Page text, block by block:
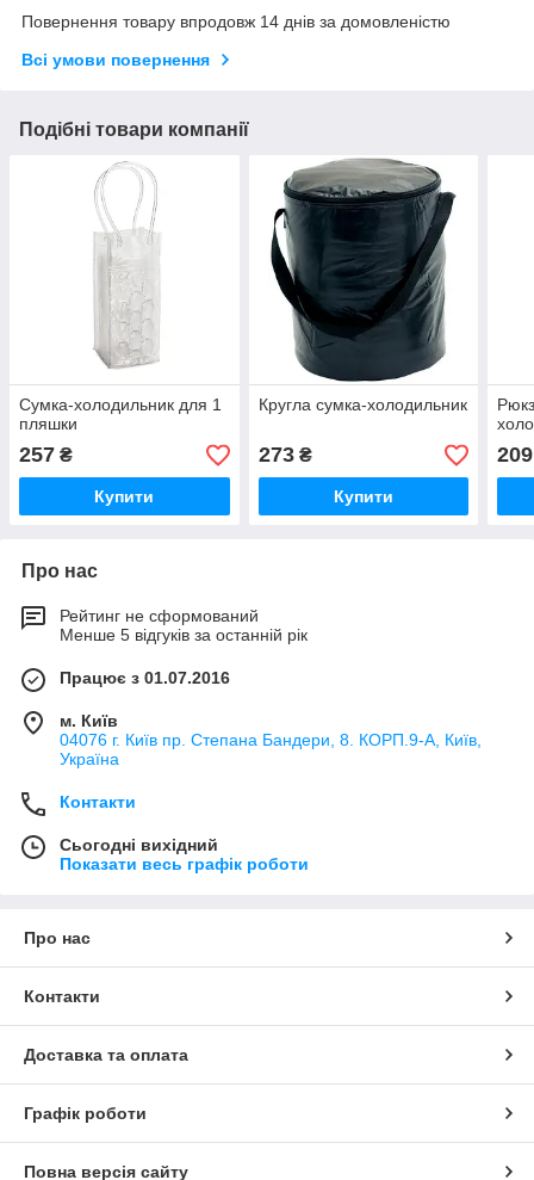
Повернення товару впродовж 14 днів за домовленістю
Всі умови повернення
Подібні товари компанії
Сумка-холодильник для 1
пляшки
257 ₴
Купити
Кругла сумка-холодильник
273₴
Купити
209
Про нас
Рейтинг не сформований
Менше 5 відгуків за останній рік
Працює з 01.07.2016
м. Київ
04076 г. Київ пр. Степана Бандери, 8. КОРП.9-А, Київ,
Україна
Контакти
Сьогодні вихідний
Показати весь графік роботи
Про нас
Контакти
Доставка та оплата
Графік роботи
Повна версія сайту